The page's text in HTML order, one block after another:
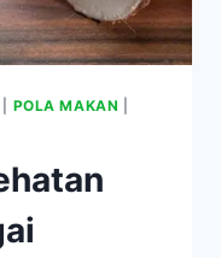
POLA MAKAN